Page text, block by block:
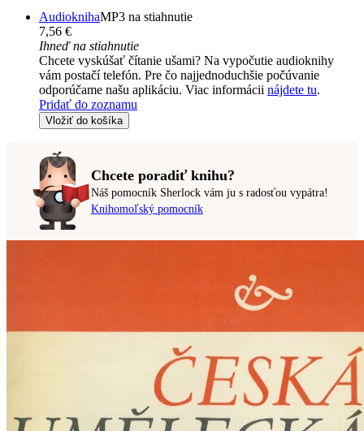
AudioknihaMP3 na stiahnutie
7,56 €
Ihneď na stiahnutie
Chcete vyskúšať čítanie ušami? Na vypočutie audioknihy
vám postačí telefón. Pre čo najjednoduchšie počúvanie
odporúčame našu aplikáciu. Viac informácii nájdete tu.
Pridať do zoznamu
Vložiť do košíka
Chcete poradiť knihu?
Náš pomocník Sherlock vám ju s radosťou vypátra!
Knihomoľský pomocník